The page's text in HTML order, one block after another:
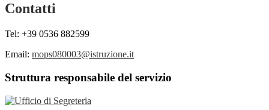
Contatti
Tel: +39 0536 882599
Email: mops080003@istruzione.it
Struttura responsabile del servizio